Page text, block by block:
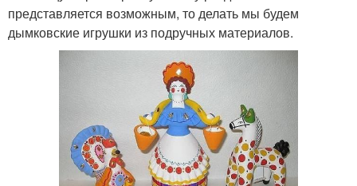
представляется возможным, то делать мы будем
дымковские игрушки из подручных материалов.